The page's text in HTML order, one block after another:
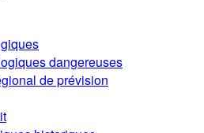
dangereuses
de prévision